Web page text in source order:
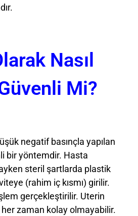
Nasıl
Mi?
negatif basınçla yapılan
bir yöntemdir. Hasta
steril şartlarda plastik
(rahim iç kısmı) girilir.
gerçekleştirilir. Uterin
zaman kolay olmayabilir.